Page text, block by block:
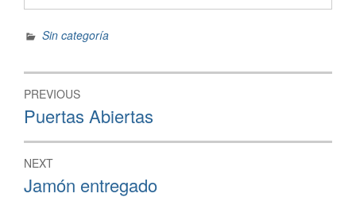
Sin categoría
Navegación
de
entradas
PREVIOUS
Previous
post:
Puertas Abiertas
NEXT
Next
post:
Jamón entregado